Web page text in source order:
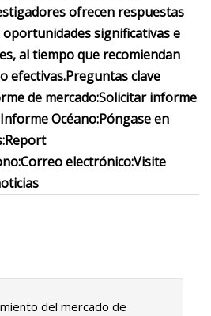
ofrecen respuestas
significativas e
al tiempo que recomiendan
efectivas.Preguntas clave
de mercado:Solicitar informe
Océano:Póngase en
Correo electrónico:Visite
del mercado de